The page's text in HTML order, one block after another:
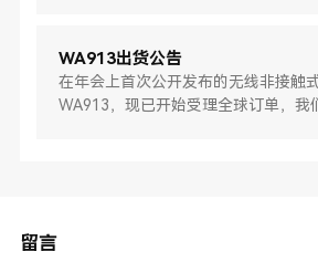
WA913出货公告
在年会上首次公开发布的无线非接触
WA913，现已开始受理全球订单，我
留言